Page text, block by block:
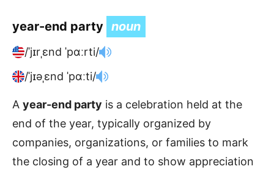
year-end party noun
/ˈjɪrˌɛnd ˈpɑːrti/
/ˈjɪəˌɛnd ˈpɑːti/
A year-end party is a celebration held at the
end of the year, typically organized by
companies, organizations, or families to mark
the closing of a year and to show appreciation